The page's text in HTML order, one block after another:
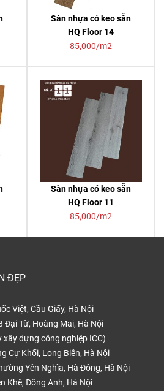
Sàn nhựa có keo sẵn
HQ Floor 14
85,000/m2
Sàn nhựa có keo sẵn
HQ Floor 11
85,000/m2
ĐẸP
Việt, Cầu Giấy, Hà Nội
Đại Từ, Hoàng Mai, Hà Nội
dựng công nghiệp ICC)
Cự Khối, Long Biên, Hà Nội
Yên Nghĩa, Hà Đông, Hà Nội
Khê, Đông Anh, Hà Nội